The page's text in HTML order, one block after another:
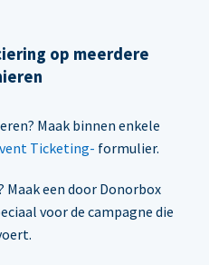
op meerdere
Maak binnen enkele
Ticketing- formulier.
Maak een door Donorbox
voor de campagne die